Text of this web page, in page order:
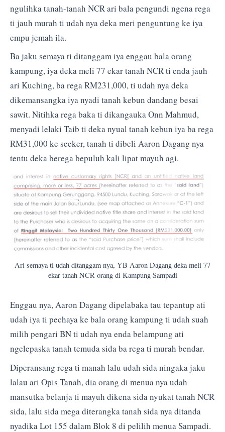
ngulihka tanah-tanah NCR ari bala pengundi ngena rega
ti jauh murah ti udah nya deka meri penguntung ke iya
empu jemah ila.
Ba jaku semaya ti ditanggam iya enggau bala orang
kampung, iya deka meli 77 ekar tanah NCR ti enda jauh
ari Kuching, ba rega RM231,000, ti udah nya deka
dikemansangka iya nyadi tanah kebun dandang besai
sawit. Nitihka rega baka ti dikangauka Onn Mahmud,
menyadi lelaki Taib ti deka nyual tanah kebun iya ba rega
RM31,000 ke seeker, tanah ti dibeli Aaron Dagang nya
tentu deka berega bepuluh kali lipat mayuh agi.
Ari semaya ti udah ditanggam nya, YB Aaron Dagang deka meli 77
ekar tanah NCR orang di Kampung Sampadi
Enggau nya, Aaron Dagang dipelabaka tau tepantup ati
udah iya ti pechaya ke bala orang kampung ti udah suah
milih pengari BN ti udah nya enda belampung ati
ngelepaska tanah temuda sida ba rega ti murah bendar.
Diperansang rega ti manah lalu udah sida ningaka jaku
lalau ari Opis Tanah, dia orang di menua nya udah
mansutka belanja ti mayuh dikena sida nyukat tanah NCR
sida, lalu sida mega diterangka tanah sida nya ditanda
nyadika Lot 155 dalam Blok 8 di pelilih menua Sampadi.